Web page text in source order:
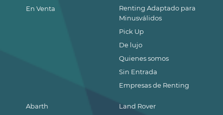
En Venta
Abarth
Land Rover
Renting Adaptado para
Minusválidos
Pick Up
De lujo
Quienes somos
Sin Entrada
Empresas de Renting